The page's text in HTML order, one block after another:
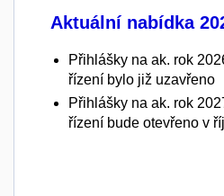
Aktuální nabídka
Přihlášky na ak. rok
řízení bylo již uzavřeno
Přihlášky na ak. rok
řízení bude otevřeno v